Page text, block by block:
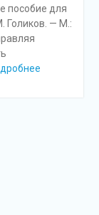
пособие для
Голиков. — М.: